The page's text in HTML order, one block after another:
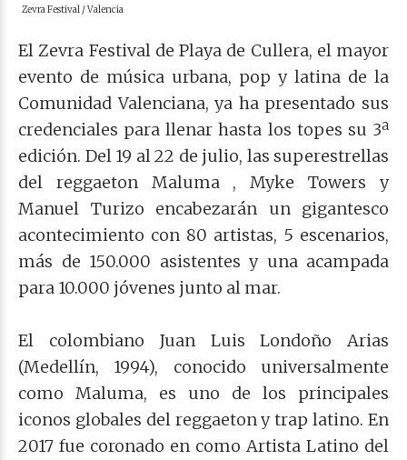
Zevra Festival / Valencia
El Zevra Festival de Playa de Cullera, el mayor
evento de música urbana, pop y latina de la
Comunidad Valenciana, ya ha presentado sus
credenciales para llenar hasta los topes su 3ª
edición. Del 19 al 22 de julio, las superestrellas
del reggaeton Maluma , Myke Towers y
Manuel Turizo encabezarán un gigantesco
acontecimiento con 80 artistas, 5 escenarios,
más de 150.000 asistentes y una acampada
para 10.000 jóvenes junto al mar.
El colombiano Juan Luis Londoño Arias
(Medellín, 1994), conocido universalmente
como Maluma, es uno de los principales
iconos globales del reggaeton y trap latino. En
2017 fue coronado en como Artista Latino del